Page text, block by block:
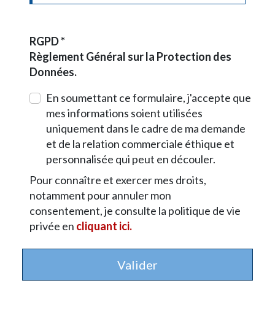
RGPD *
Règlement Général sur la Protection des
Données.
En soumettant ce formulaire, j'accepte que
mes informations soient utilisées
uniquement dans le cadre de ma demande
et de la relation commerciale éthique et
personnalisée qui peut en découler.
Pour connaître et exercer mes droits,
notamment pour annuler mon
consentement, je consulte la politique de vie
privée en cliquant ici.
Valider